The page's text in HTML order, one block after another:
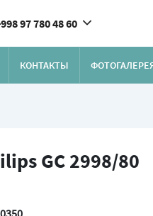
97 780 48 60
КОНТАКТЫ
GC 2998/80